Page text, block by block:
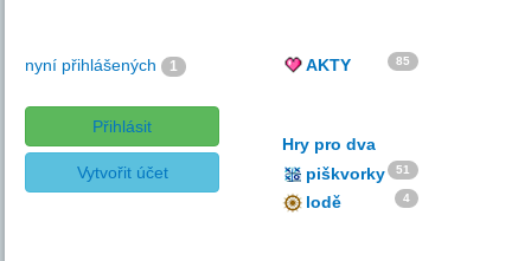
nyní přihlášených 1
Přihlásit
Vytvořit účet
AKTY 85
Hry pro dva
piškvorky
51
lodě 4